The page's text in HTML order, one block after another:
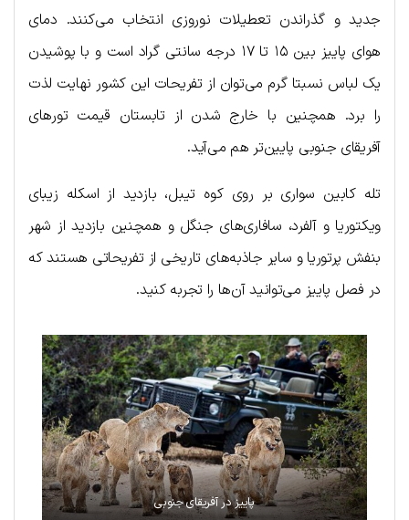
جدید و گذراندن تعطیلات نوروزی انتخاب می‌کنند. دمای
هوای پاییز بین ۱۵ تا ۱۷ درجه سانتی گراد است و با پوشیدن
یک لباس نسبتا گرم می‌توان از تفریحات این کشور نهایت لذت
را برد. همچنین با خارج شدن از تابستان قیمت تورهای
آفریقای جنوبی پایین‌تر هم می‌آید.
تله کابین سواری بر روی کوه تیبل، بازدید از اسکله زیبای
ویکتوریا و آلفرد، سافاری‌های جنگل و همچنین بازدید از شهر
بنفش پرتوریا و سایر جاذبه‌های تاریخی از تفریحاتی هستند که
در فصل پاییز می‌توانید آن‌ها را تجربه کنید.
پاییز در آفریقای جنوبی